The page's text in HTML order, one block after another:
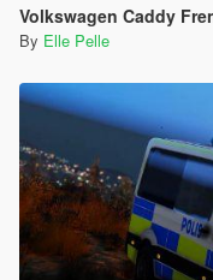
Volkswagen Caddy
By Elle Pelle